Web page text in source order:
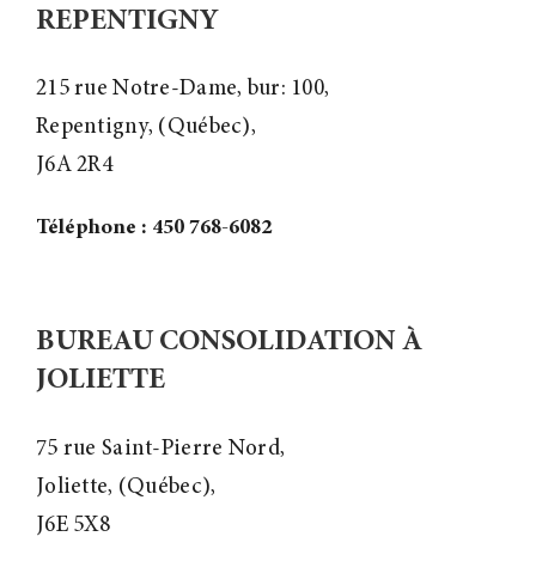
REPENTIGNY
215 rue Notre-Dame, bur: 100,
Repentigny, (Québec),
J6A 2R4
Téléphone : 450 768-6082
BUREAU CONSOLIDATION À
JOLIETTE
75 rue Saint-Pierre Nord,
Joliette, (Québec),
J6E 5X8